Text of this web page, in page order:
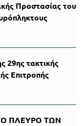
Προστασίας του
29ης τακτικής
Επιτροπής
ΠΛΕΥΡΟ ΤΩΝ